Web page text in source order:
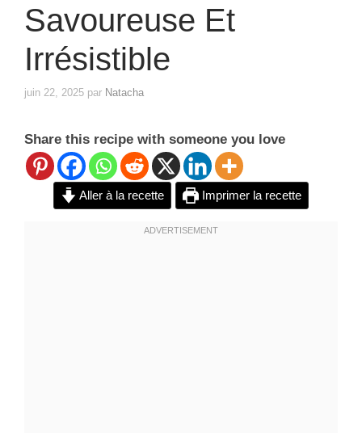
Savoureuse Et
Irrésistible
juin 22, 2025 par Natacha
Share this recipe with someone you love
Aller à la recette Imprimer la recette